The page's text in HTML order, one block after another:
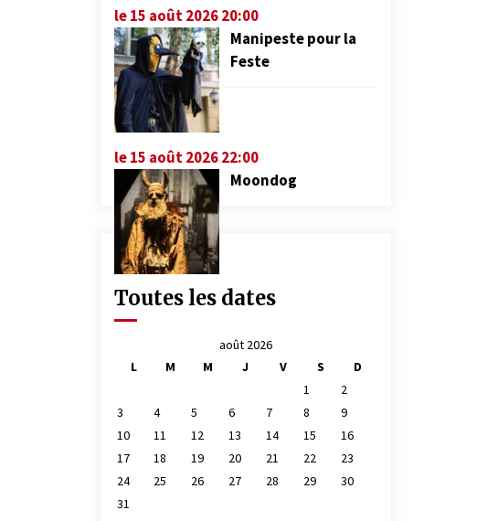
le 15 août 2026 20:00
Manipeste pour la
Feste
le 15 août 2026 22:00
Moondog
Toutes les dates
août 2026
L
M M J V S
D
1
2
3
4 5 6 7 8
9
10
11 12 13 14 15
16
17
18 19 20 21 22
23
24
25 26 27 28 29
30
31